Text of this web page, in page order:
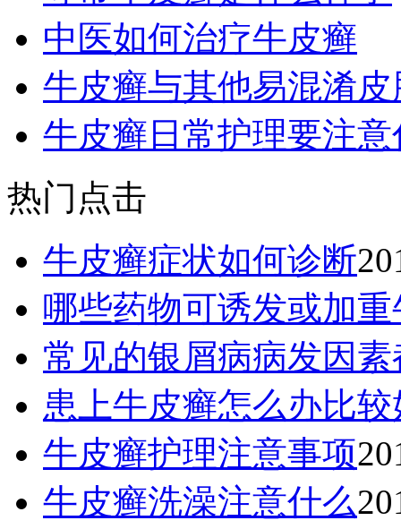
中医如何治疗牛皮癣
牛皮癣与其他易混淆
牛皮癣日常护理要注意
热门点击
牛皮癣症状如何诊断
哪些药物可诱发或加
常见的银屑病病发因
患上牛皮癣怎么办比较
牛皮癣护理注意事项
牛皮癣洗澡注意什么